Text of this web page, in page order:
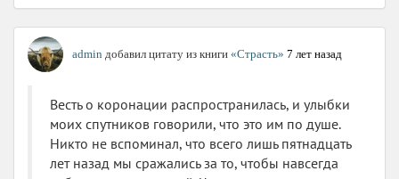
admin добавил цитату из книги «Страсть» 7 лет назад
Весть о коронации распространилась, и улыбки
моих спутников говорили, что это им по душе.
Никто не вспоминал, что всего лишь пятнадцать
лет назад мы сражались за то, чтобы навсегда